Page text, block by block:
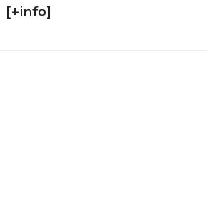
[+info]